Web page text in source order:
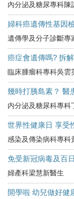
內分泌及糖尿專科陳
婦科癌遺傳性基因
遺傳學及分子診斷專
癌症會遺傳嗎? 拆
臨床腫瘤科專科吳雲
幾時打胰島素？ 醫
内分泌及糖尿科專科
世界性健康日 享受
感染及傳染病科專科
免受新冠病毒及百
婦產科梁慧新醫生
開學啦 幼兒做好健